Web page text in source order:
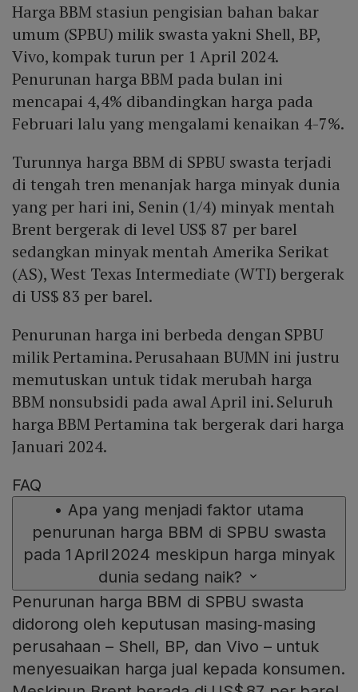
Harga BBM stasiun pengisian bahan bakar
umum (SPBU) milik swasta yakni Shell, BP,
Vivo, kompak turun per 1 April 2024.
Penurunan harga BBM pada bulan ini
mencapai 4,4% dibandingkan harga pada
Februari lalu yang mengalami kenaikan 4-7%.
Turunnya harga BBM di SPBU swasta terjadi
di tengah tren menanjak harga minyak dunia
yang per hari ini, Senin (1/4) minyak mentah
Brent bergerak di level US$ 87 per barel
sedangkan minyak mentah Amerika Serikat
(AS), West Texas Intermediate (WTI) bergerak
di US$ 83 per barel.
Penurunan harga ini berbeda dengan SPBU
milik Pertamina. Perusahaan BUMN ini justru
memutuskan untuk tidak merubah harga
BBM nonsubsidi pada awal April ini. Seluruh
harga BBM Pertamina tak bergerak dari harga
Januari 2024.
FAQ
• Apa yang menjadi faktor utama
penurunan harga BBM di SPBU swasta
pada 1 April 2024 meskipun harga minyak
dunia sedang naik?
Penurunan harga BBM di SPBU swasta
didorong oleh keputusan masing‑masing
perusahaan – Shell, BP, dan Vivo – untuk
menyesuaikan harga jual kepada konsumen.